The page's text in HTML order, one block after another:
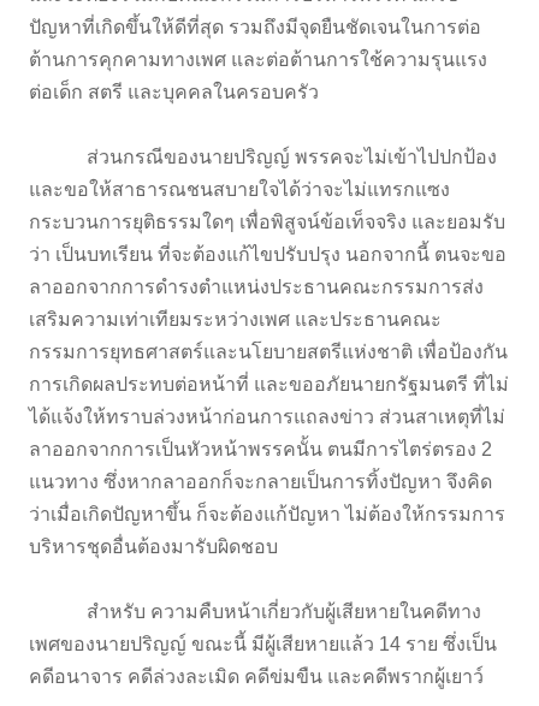
ปัญหาที่เกิดขึ้นให้ดีที่สุด รวมถึงมีจุดยืนชัดเจนในการต่อ
ต้านการคุกคามทางเพศ และต่อต้านการใช้ความรุนแรง
ต่อเด็ก สตรี และบุคคลในครอบครัว
ส่วนกรณีของนายปริญญ์ พรรคจะไม่เข้าไปปกป้อง
และขอให้สาธารณชนสบายใจได้ว่าจะไม่แทรกแซง
กระบวนการยุติธรรมใดๆ เพื่อพิสูจน์ข้อเท็จจริง และยอมรับ
ว่า เป็นบทเรียน ที่จะต้องแก้ไขปรับปรุง นอกจากนี้ ตนจะขอ
ลาออกจากการดำรงตำแหน่งประธานคณะกรรมการส่ง
เสริมความเท่าเทียมระหว่างเพศ และประธานคณะ
กรรมการยุทธศาสตร์และนโยบายสตรีแห่งชาติ เพื่อป้องกัน
การเกิดผลประทบต่อหน้าที่ และขออภัยนายกรัฐมนตรี ที่ไม่
ได้แจ้งให้ทราบล่วงหน้าก่อนการแถลงข่าว ส่วนสาเหตุที่ไม่
ลาออกจากการเป็นหัวหน้าพรรคนั้น ตนมีการไตร่ตรอง 2
แนวทาง ซึ่งหากลาออกก็จะกลายเป็นการทิ้งปัญหา จึงคิด
ว่าเมื่อเกิดปัญหาขึ้น ก็จะต้องแก้ปัญหา ไม่ต้องให้กรรมการ
บริหารชุดอื่นต้องมารับผิดชอบ
สำหรับ ความคืบหน้าเกี่ยวกับผู้เสียหายในคดีทาง
เพศของนายปริญญ์ ขณะนี้ มีผู้เสียหายแล้ว 14 ราย ซึ่งเป็น
คดีอนาจาร คดีล่วงละเมิด คดีข่มขืน และคดีพรากผู้เยาว์